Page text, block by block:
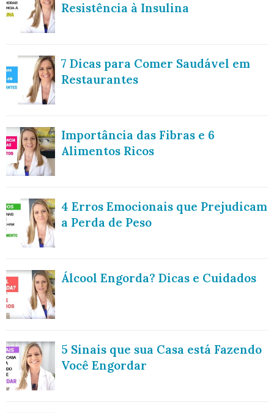
Resistência à Insulina
7 Dicas para Comer Saudável em
Restaurantes
Importância das Fibras e 6
Alimentos Ricos
4 Erros Emocionais que Prejudicam
a Perda de Peso
Álcool Engorda? Dicas e Cuidados
5 Sinais que sua Casa está Fazendo
Você Engordar